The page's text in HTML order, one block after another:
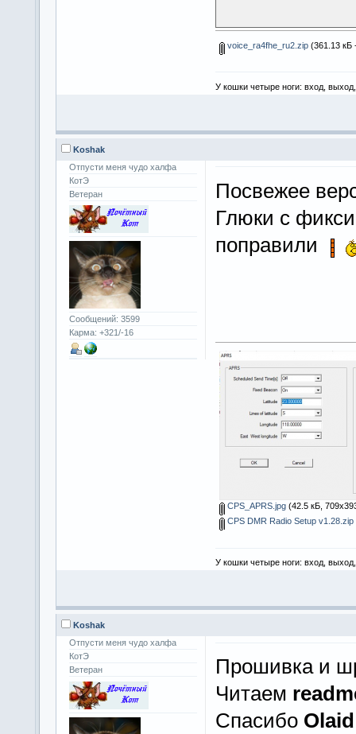
voice_ra4fhe_ru2.zip(361.13 кБ
У кошки четыре ноги: вход,
Koshak
Отпусти меня чудо халфа
КотЭ
Ветеран
Сообщений: 3599
Карма: +321/-16
Посвежее
Глюки с
поправили
CPS_APRS.jpg(42.5 кБ,
CPS DMR Radio Setup v1.28.zip
У кошки четыре ноги: вход,
Koshak
Отпусти меня чудо халфа
КотЭ
Ветеран
Прошивка и
Читаем
Спасибо